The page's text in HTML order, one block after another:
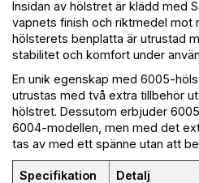
Insidan av hölstret är klädd med
vapnets finish och riktmedel mot
hölsterets benplatta är utrustad
stabilitet och komfort under
En unik egenskap med 6005-
utrustas med två extra tillbehör
hölstret. Dessutom erbjuder
6004-modellen, men med det
tas av med ett spänne utan att
Specifikation Detalj